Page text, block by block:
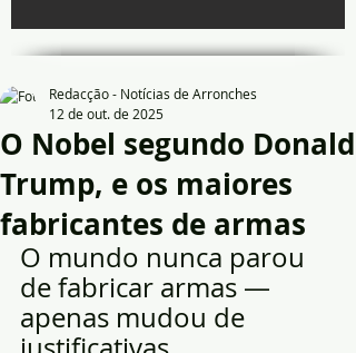
O Nobel segundo Donald
Trump, e os maiores
fabricantes de armas
Redacção - Notícias de Arronches
12 de out. de 2025
O mundo nunca parou
de fabricar armas —
apenas mudou de